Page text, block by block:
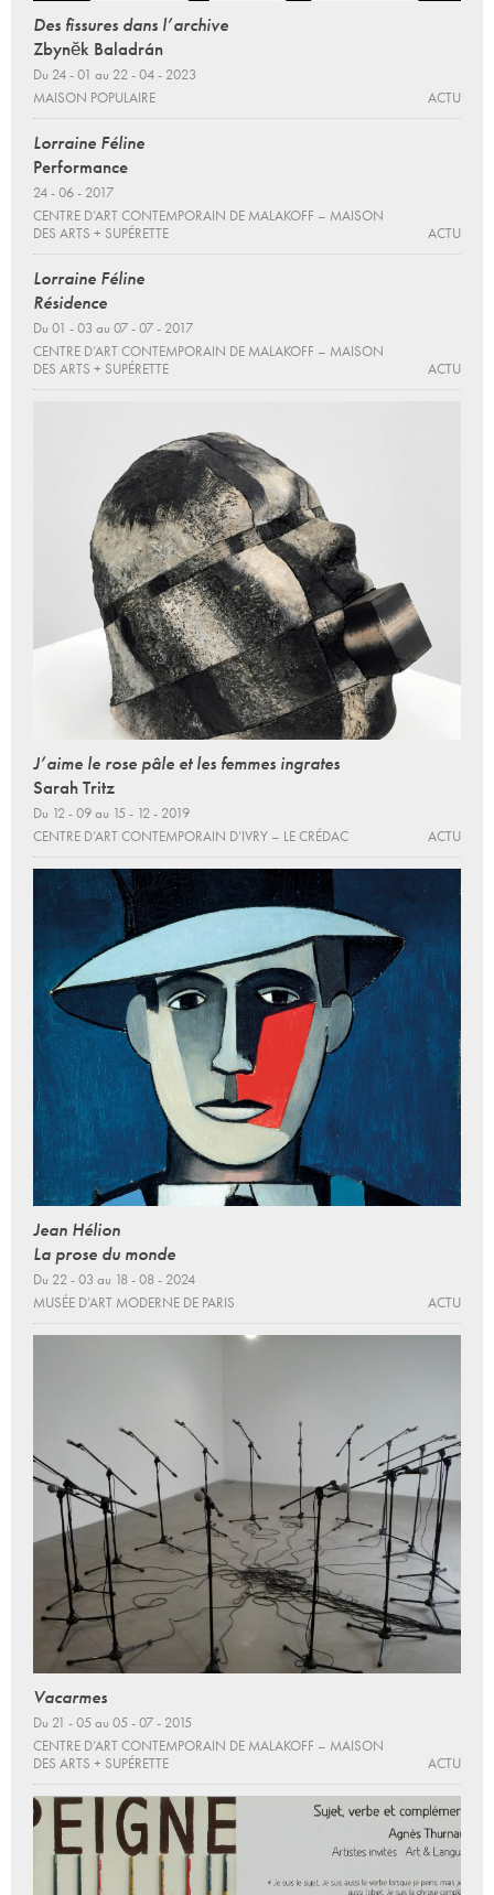
Des fissures dans l’archive
Zbynĕk Baladrán
Du 24 - 01 au 22 - 04 - 2023
MAISON POPULAIRE
ACTU
Lorraine Féline
Performance
24 - 06 - 2017
CENTRE D’ART CONTEMPORAIN DE MALAKOFF – MAISON
DES ARTS + SUPÉRETTE
ACTU
Lorraine Féline
Résidence
Du 01 - 03 au 07 - 07 - 2017
CENTRE D’ART CONTEMPORAIN DE MALAKOFF – MAISON
DES ARTS + SUPÉRETTE
ACTU
J’aime le rose pâle et les femmes ingrates
Sarah Tritz
Du 12 - 09 au 15 - 12 - 2019
CENTRE D’ART CONTEMPORAIN D’IVRY – LE CRÉDAC
ACTU
Jean Hélion
La prose du monde
Du 22 - 03 au 18 - 08 - 2024
MUSÉE D’ART MODERNE DE PARIS
ACTU
Vacarmes
Du 21 - 05 au 05 - 07 - 2015
CENTRE D’ART CONTEMPORAIN DE MALAKOFF – MAISON
DES ARTS + SUPÉRETTE
ACTU